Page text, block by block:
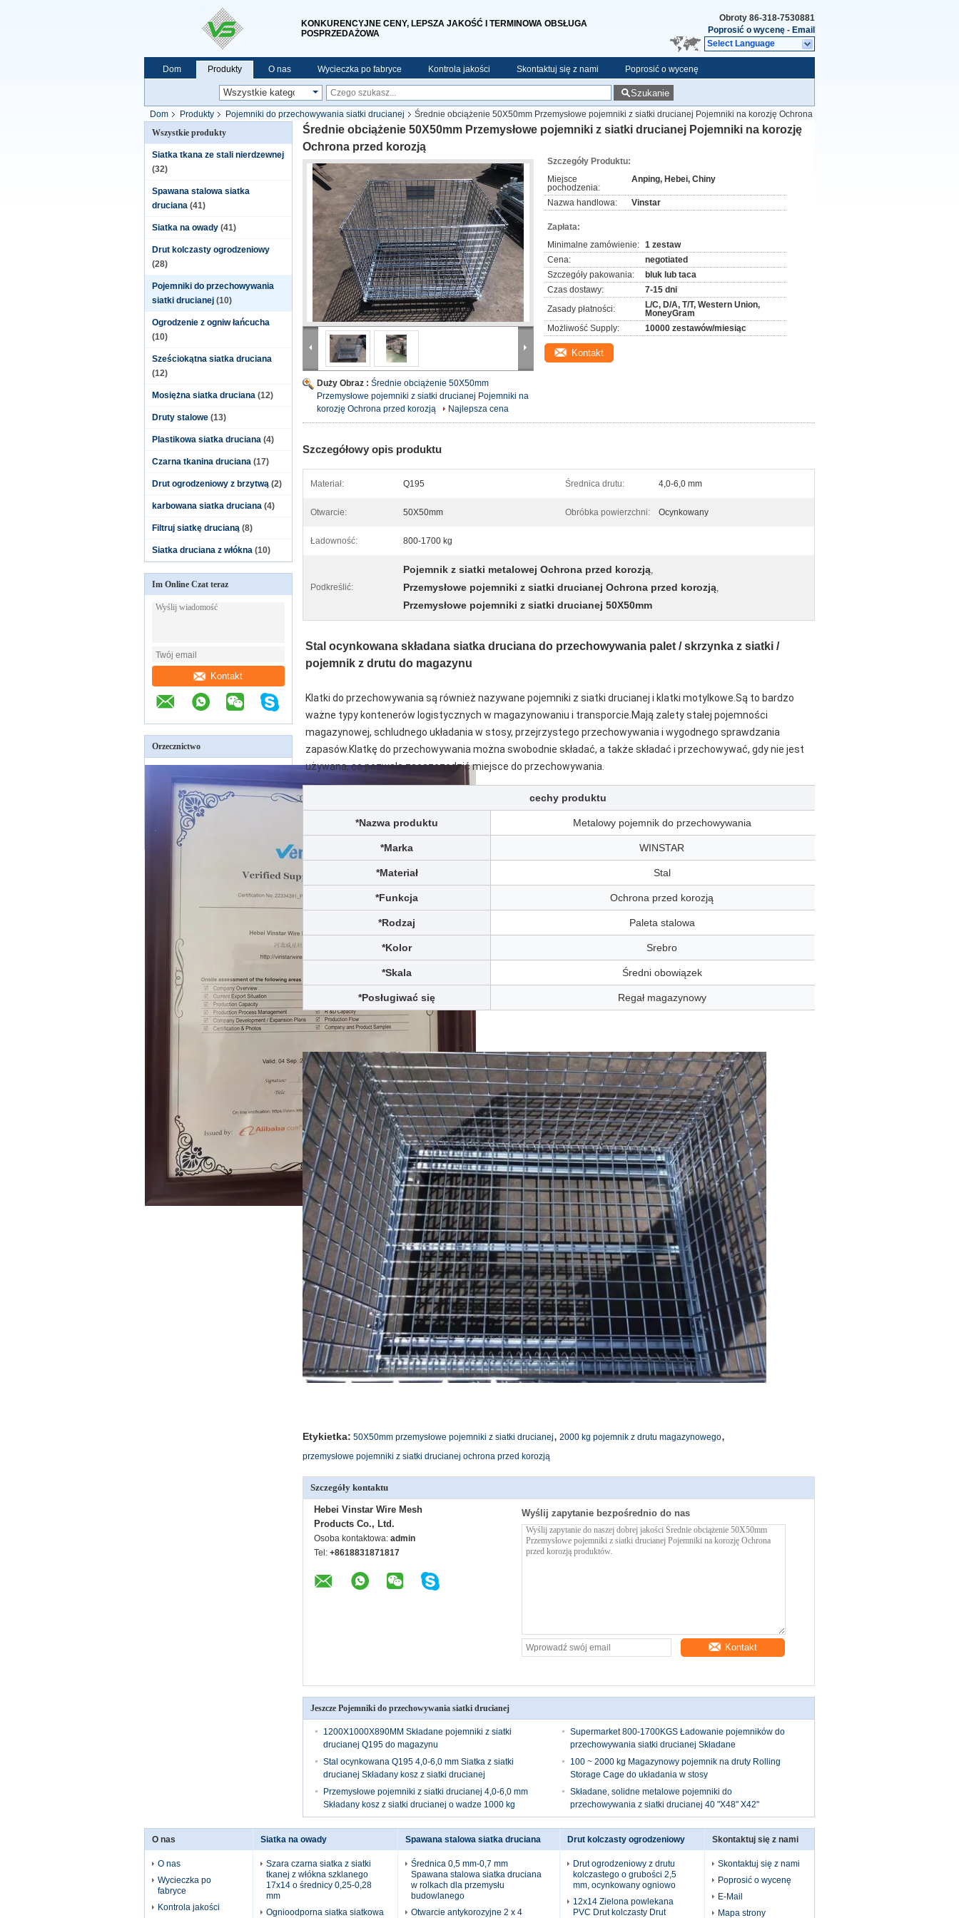
KONKURENCYJNE CENY, LEPSZA JAKOŚĆ I TERMINOWA OBSŁUGA
POSPRZEDAŻOWA
Obroty 86-318-7530881
Poprosić o wycenę - Email
Select Language
Dom Produkty O nas Wycieczka po fabryce Kontrola jakości Skontaktuj się z nami Poprosić o wycenę
Szukanie
Dom Produkty Pojemniki do przechowywania siatki drucianej
Średnie obciążenie 50X50mm Przemysłowe pojemniki z siatki drucianej Pojemniki na korozję Ochrona
przed korozją
Wszystkie produkty
Siatka tkana ze stali nierdzewnej
(32)
Spawana stalowa siatka
druciana (41)
Siatka na owady (41)
Drut kolczasty ogrodzeniowy
(28)
Pojemniki do przechowywania
siatki drucianej (10)
Ogrodzenie z ogniw łańcucha
(10)
Sześciokątna siatka druciana
(12)
Mosiężna siatka druciana (12)
Druty stalowe (13)
Plastikowa siatka druciana (4)
Czarna tkanina druciana (17)
Drut ogrodzeniowy z brzytwą (2)
karbowana siatka druciana (4)
Filtruj siatkę drucianą (8)
Siatka druciana z włókna (10)
Im Online Czat teraz
Kontakt
Orzecznictwo
Średnie obciążenie 50X50mm Przemysłowe pojemniki z siatki drucianej Pojemniki na korozję
Ochrona przed korozją
Duży Obraz : Średnie obciążenie 50X50mm
Przemysłowe pojemniki z siatki drucianej Pojemniki na
korozję Ochrona przed korozją
Najlepsza cena
Szczegóły Produktu:
Miejsce
pochodzenia:
Anping, Hebei, Chiny
Nazwa handlowa: Vinstar
Zapłata:
Minimalne zamówienie: 1 zestaw
Cena:
negotiated
Szczegóły pakowania:
bluk lub taca
Czas dostawy:
7-15 dni
Zasady płatności:
L/C, D/A, T/T, Western Union,
MoneyGram
Możliwość Supply:
10000 zestawów/miesiąc
Kontakt
Szczegółowy opis produktu
Materiał: Q195 Średnica drutu: 4,0-6,0 mm
Otwarcie: 50X50mm Obróbka powierzchni: Ocynkowany
Ładowność: 800-1700 kg
Podkreślić:
Pojemnik z siatki metalowej Ochrona przed korozją,
Przemysłowe pojemniki z siatki drucianej Ochrona przed korozją,
Przemysłowe pojemniki z siatki drucianej 50X50mm
Stal ocynkowana składana siatka druciana do przechowywania palet / skrzynka z siatki /
pojemnik z drutu do magazynu
Klatki do przechowywania są również nazywane pojemniki z siatki drucianej i klatki motylkowe.Są to bardzo
ważne typy kontenerów logistycznych w magazynowaniu i transporcie.Mają zalety stałej pojemności
magazynowej, schludnego układania w stosy, przejrzystego przechowywania i wygodnego sprawdzania
zapasów.Klatkę do przechowywania można swobodnie składać, a także składać i przechowywać, gdy nie jest
używana, co pozwala zaoszczędzić miejsce do przechowywania.
cechy produktu
*Nazwa produktu Metalowy pojemnik do przechowywania
*Marka WINSTAR
*Materiał Stal
*Funkcja Ochrona przed korozją
*Rodzaj Paleta stalowa
*Kolor Srebro
*Skala Średni obowiązek
*Posługiwać się Regał magazynowy
Etykietka: 50X50mm przemysłowe pojemniki z siatki drucianej, 2000 kg pojemnik z drutu magazynowego,
przemysłowe pojemniki z siatki drucianej ochrona przed korozją
Szczegóły kontaktu
Hebei Vinstar Wire Mesh
Products Co., Ltd.
Osoba kontaktowa: admin
Tel: +8618831871817
Wyślij zapytanie bezpośrednio do nas
Kontakt
Jeszcze Pojemniki do przechowywania siatki drucianej
1200X1000X890MM Składane pojemniki z siatki
drucianej Q195 do magazynu
Supermarket 800-1700KGS Ładowanie pojemników do
przechowywania siatki drucianej Składane
Stal ocynkowana Q195 4,0-6,0 mm Siatka z siatki
drucianej Składany kosz z siatki drucianej
100 ~ 2000 kg Magazynowy pojemnik na druty Rolling
Storage Cage do układania w stosy
Przemysłowe pojemniki z siatki drucianej 4,0-6,0 mm
Składany kosz z siatki drucianej o wadze 1000 kg
Składane, solidne metalowe pojemniki do
przechowywania z siatki drucianej 40 "X48" X42"
O nas
O nas
Wycieczka po
fabryce
Kontrola jakości
Siatka na owady
Szara czarna siatka z siatki
tkanej z włókna szklanego
17x14 o średnicy 0,25-0,28
mm
Ognioodporna siatka siatkowa
Spawana stalowa siatka druciana
Średnica 0,5 mm-0,7 mm
Spawana stalowa siatka druciana
w rolkach dla przemysłu
budowlanego
Otwarcie antykorozyjne 2 x 4
Drut kolczasty ogrodzeniowy
Drut ogrodzeniowy z drutu
kolczastego o grubości 2,5
mm, ocynkowany ogniowo
12x14 Zielona powlekana
PVC Drut kolczasty Drut
Skontaktuj się z nami
Skontaktuj się z nami
Poprosić o wycenę
E-Mail
Mapa strony